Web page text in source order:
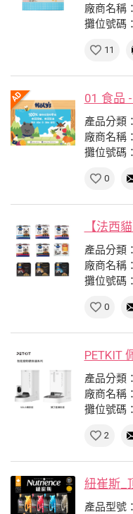
廠商名稱：
攤位號碼
11
01 食品 -
產品分類：
廠商名稱：
攤位號碼
0
【法西
產品分類：
廠商名稱：
攤位號碼
0
PETKIT
產品分類：
廠商名稱：
攤位號碼
2
紐崔斯_
產品型號